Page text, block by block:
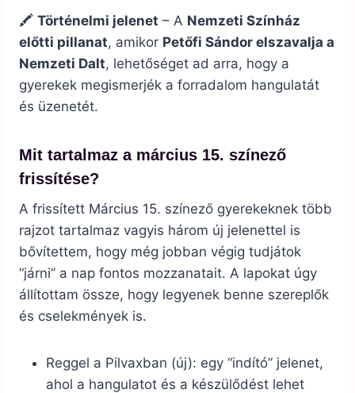
🖍️ Történelmi jelenet – A Nemzeti Színház
előtti pillanat, amikor Petőfi Sándor elszavalja a
Nemzeti Dalt, lehetőséget ad arra, hogy a
gyerekek megismerjék a forradalom hangulatát
és üzenetét.
Mit tartalmaz a március 15. színező
frissítése?
A frissített Március 15. színező gyerekeknek több
rajzot tartalmaz vagyis három új jelenettel is
bővítettem, hogy még jobban végig tudjátok
“járni” a nap fontos mozzanatait. A lapokat úgy
állítottam össze, hogy legyenek benne szereplők
és cselekmények is.
Reggel a Pilvaxban (új): egy “indító” jelenet,
ahol a hangulatot és a készülődést lehet